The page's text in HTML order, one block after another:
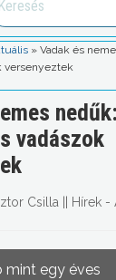
»Vadak és
versenyeztek
nedűk:
vadászok
Csilla Hírek -
mint egy éves